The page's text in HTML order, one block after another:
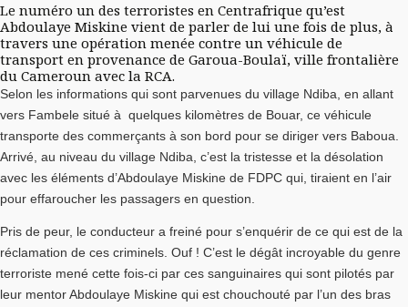
Le numéro un des terroristes en Centrafrique qu’est
Abdoulaye Miskine vient de parler de lui une fois de plus, à
travers une opération menée contre un véhicule de
transport en provenance de Garoua-Boulaï, ville frontalière
du Cameroun avec la RCA.
Selon les informations qui sont parvenues du village Ndiba, en allant
vers Fambele situé à quelques kilomètres de Bouar, ce véhicule
transporte des commerçants à son bord pour se diriger vers Baboua.
Arrivé, au niveau du village Ndiba, c’est la tristesse et la désolation
avec les éléments d’Abdoulaye Miskine de FDPC qui, tiraient en l’air
pour effaroucher les passagers en question.
Pris de peur, le conducteur a freiné pour s’enquérir de ce qui est de la
réclamation de ces criminels. Ouf ! C’est le dégât incroyable du genre
terroriste mené cette fois-ci par ces sanguinaires qui sont pilotés par
leur mentor Abdoulaye Miskine qui est chouchouté par l’un des bras